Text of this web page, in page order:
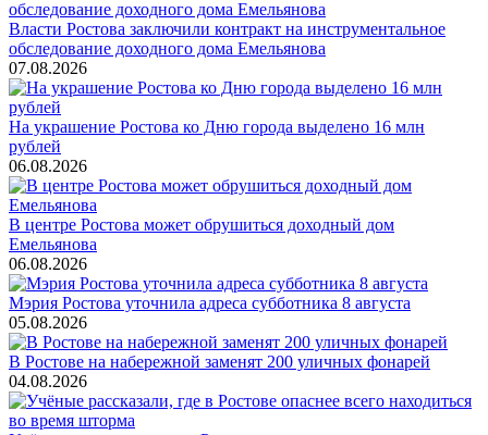
Власти Ростова заключили контракт на инструментальное
обследование доходного дома Емельянова
07.08.2026
На украшение Ростова ко Дню города выделено 16 млн
рублей
06.08.2026
В центре Ростова может обрушиться доходный дом
Емельянова
06.08.2026
Мэрия Ростова уточнила адреса субботника 8 августа
05.08.2026
В Ростове на набережной заменят 200 уличных фонарей
04.08.2026